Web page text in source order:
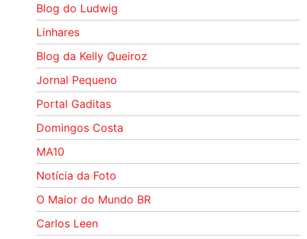
Blog do Ludwig
Linhares
Blog da Kelly Queiroz
Jornal Pequeno
Portal Gaditas
Domingos Costa
MA10
Notícia da Foto
O Maior do Mundo BR
Carlos Leen